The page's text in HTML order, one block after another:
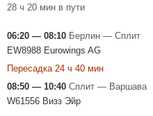
28 ч 20 мин в пути
06:20 — 08:10 Берлин — Сплит
EW8988 Eurowings AG
Пересадка 24 ч 40 мин
08:50 — 10:40 Сплит — Варшава
W61556 Визз Эйр